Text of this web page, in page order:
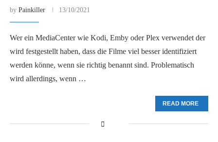
by Painkiller 13/10/2021
Wer ein MediaCenter wie Kodi, Emby oder Plex verwendet der
wird festgestellt haben, dass die Filme viel besser identifiziert
werden könne, wenn sie richtig benannt sind. Problematisch
wird allerdings, wenn …
READ MORE